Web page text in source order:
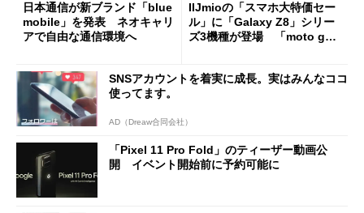
日本通信が新ブランド「blue
mobile」を発表 ネオキャリ
アで自由な通信環境へ
IIJmioの「スマホ大特価セー
ル」に「Galaxy Z8」シリー
ズ3機種が登場 「moto g37
SNSアカウントを着実に成長。実はみんなココ
使ってます。
AD（Dreaw合同会社）
「Pixel 11 Pro Fold」のティーザー動画公
開 イベント開始前に予約可能に